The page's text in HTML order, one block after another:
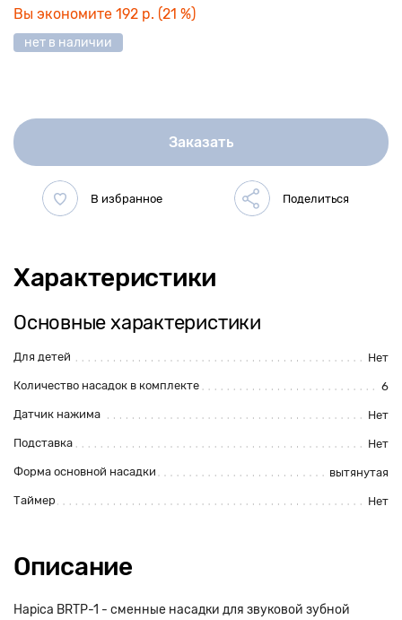
Вы экономите 192 р. (21 %)
нет в наличии
Заказать
Характеристики
Основные характеристики
Для детей Нет
Количество насадок в комплекте 6
Датчик нажима Нет
Подставка Нет
Форма основной насадки вытянутая
Таймер Нет
Описание
Hapica BRTP-1 - сменные насадки для звуковой зубной